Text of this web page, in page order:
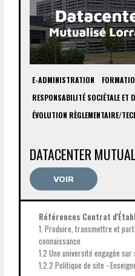
E-ADMINISTRATION
RESPONSABILITÉ SOCIÉTALE ET
ÉVOLUTION RÈGLEMENTAIRE/
DATACENTER
VOIR
Références Contrat
1. Produire, transmettre et
connaissance
1.2 Une université engagée
1.2.2 Politique de site -